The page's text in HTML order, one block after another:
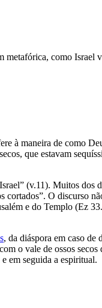
metafórica, como Israel
à maneira de como
que estavam
(v.11). Muitos dos
cortados”. O discurso
e do Templo (Ez
, da diáspora em caso de
o vale de ossos secos
em seguida a espiritual.